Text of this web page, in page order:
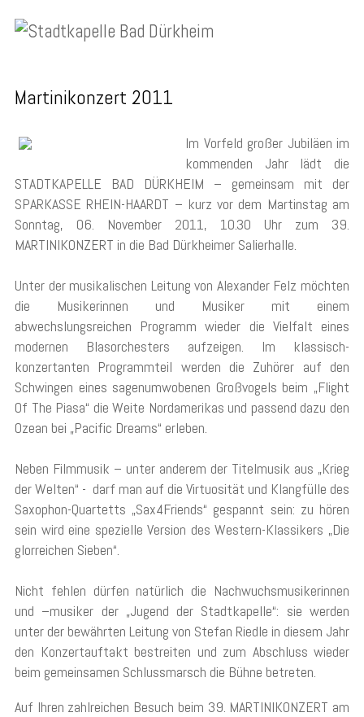
Martinikonzert 2011
Im Vorfeld großer Jubiläen im
kommenden Jahr lädt die
STADTKAPELLE BAD DÜRKHEIM – gemeinsam mit der
SPARKASSE RHEIN-HAARDT – kurz vor dem Martinstag am
Sonntag, 06. November 2011, 10.30 Uhr zum 39.
MARTINIKONZERT in die Bad Dürkheimer Salierhalle.
Unter der musikalischen Leitung von Alexander Felz möchten
die Musikerinnen und Musiker mit einem
abwechslungsreichen Programm wieder die Vielfalt eines
modernen Blasorchesters aufzeigen. Im klassisch-
konzertanten Programmteil werden die Zuhörer auf den
Schwingen eines sagenumwobenen Großvogels beim „Flight
Of The Piasa“ die Weite Nordamerikas und passend dazu den
Ozean bei „Pacific Dreams“ erleben.
Neben Filmmusik – unter anderem der Titelmusik aus „Krieg
der Welten“ - darf man auf die Virtuosität und Klangfülle des
Saxophon-Quartetts „Sax4Friends“ gespannt sein: zu hören
sein wird eine spezielle Version des Western-Klassikers „Die
glorreichen Sieben“.
Nicht fehlen dürfen natürlich die Nachwuchsmusikerinnen
und –musiker der „Jugend der Stadtkapelle“: sie werden
unter der bewährten Leitung von Stefan Riedle in diesem Jahr
den Konzertauftakt bestreiten und zum Abschluss wieder
beim gemeinsamen Schlussmarsch die Bühne betreten.
Auf Ihren zahlreichen Besuch beim 39. MARTINIKONZERT am